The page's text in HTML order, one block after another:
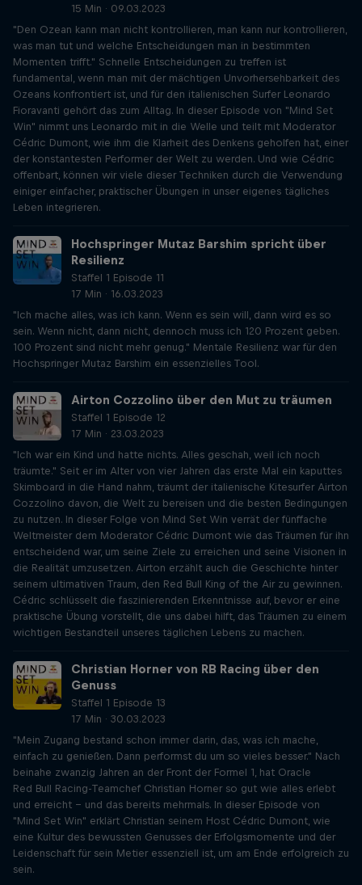
15 Min · 09.03.2023
"Den Ozean kann man nicht kontrollieren, man kann nur kontrollieren,
was man tut und welche Entscheidungen man in bestimmten
Momenten trifft." Schnelle Entscheidungen zu treffen ist
fundamental, wenn man mit der mächtigen Unvorhersehbarkeit des
Ozeans konfrontiert ist, und für den italienischen Surfer Leonardo
Fioravanti gehört das zum Alltag. In dieser Episode von "Mind Set
Win" nimmt uns Leonardo mit in die Welle und teilt mit Moderator
Cédric Dumont, wie ihm die Klarheit des Denkens geholfen hat, einer
der konstantesten Performer der Welt zu werden. Und wie Cédric
offenbart, können wir viele dieser Techniken durch die Verwendung
einiger einfacher, praktischer Übungen in unser eigenes tägliches
Leben integrieren.
Hochspringer Mutaz Barshim spricht über
Resilienz
Staffel 1 Episode 11
17 Min · 16.03.2023
"Ich mache alles, was ich kann. Wenn es sein will, dann wird es so
sein. Wenn nicht, dann nicht, dennoch muss ich 120 Prozent geben.
100 Prozent sind nicht mehr genug." Mentale Resilienz war für den
Hochspringer Mutaz Barshim ein essenzielles Tool.
Airton Cozzolino über den Mut zu träumen
Staffel 1 Episode 12
17 Min · 23.03.2023
"Ich war ein Kind und hatte nichts. Alles geschah, weil ich noch
träumte." Seit er im Alter von vier Jahren das erste Mal ein kaputtes
Skimboard in die Hand nahm, träumt der italienische Kitesurfer Airton
Cozzolino davon, die Welt zu bereisen und die besten Bedingungen
zu nutzen. In dieser Folge von Mind Set Win verrät der fünffache
Weltmeister dem Moderator Cédric Dumont wie das Träumen für ihn
entscheidend war, um seine Ziele zu erreichen und seine Visionen in
die Realität umzusetzen. Airton erzählt auch die Geschichte hinter
seinem ultimativen Traum, den Red Bull King of the Air zu gewinnen.
Cédric schlüsselt die faszinierenden Erkenntnisse auf, bevor er eine
praktische Übung vorstellt, die uns dabei hilft, das Träumen zu einem
wichtigen Bestandteil unseres täglichen Lebens zu machen.
Christian Horner von RB Racing über den
Genuss
Staffel 1 Episode 13
17 Min · 30.03.2023
"Mein Zugang bestand schon immer darin, das, was ich mache,
einfach zu genießen. Dann performst du um so vieles besser." Nach
beinahe zwanzig Jahren an der Front der Formel 1, hat Oracle
Red Bull Racing-Teamchef Christian Horner so gut wie alles erlebt
und erreicht - und das bereits mehrmals. In dieser Episode von
"Mind Set Win" erklärt Christian seinem Host Cédric Dumont, wie
eine Kultur des bewussten Genusses der Erfolgsmomente und der
Leidenschaft für sein Metier essenziell ist, um am Ende erfolgreich zu
sein.